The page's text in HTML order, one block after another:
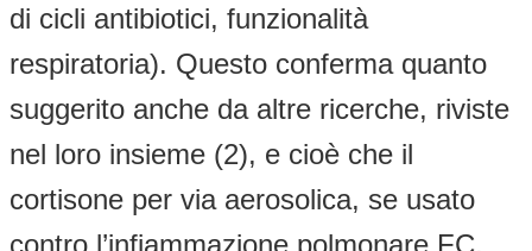
di cicli antibiotici, funzionalità
respiratoria). Questo conferma quanto
suggerito anche da altre ricerche, riviste
nel loro insieme (2), e cioè che il
cortisone per via aerosolica, se usato
contro l’infiammazione polmonare FC,